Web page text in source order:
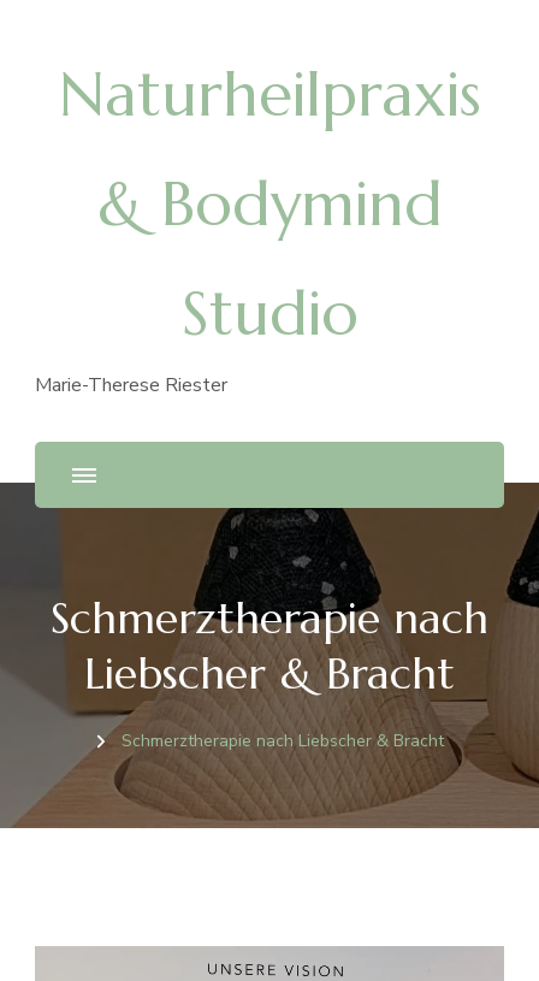
Naturheilpraxis
& Bodymind
Studio
Marie-Therese Riester
Schmerztherapie nach
Liebscher & Bracht
Schmerztherapie nach Liebscher & Bracht